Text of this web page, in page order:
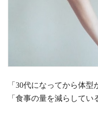
「30代になってから体型
「食事の量を減らしてい